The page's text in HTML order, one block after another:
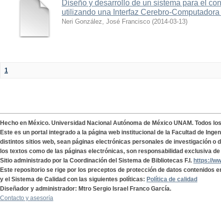
Diseño y desarrollo de un sistema para el
utilizando una Interfaz Cerebro-Computadora
Neri González, José Francisco (2014-03-13)
1
Hecho en México. Universidad Nacional Autónoma de México UNAM. Todos
Este es un portal integrado a la página web institucional de la Facultad de
distintos sitios web, sean páginas electrónicas personales de investigación o
los textos como de las páginas electrónicas, son responsabilidad exclusiva
Sitio administrado por la Coordinación del Sistema de Bibliotecas F.I. https://
Este repositorio se rige por los preceptos de protección de datos contenidos
y el Sistema de Calidad con las siguientes políticas: Política de calidad
Diseñador y administrador: Mtro Sergio Israel Franco García.
Contacto y asesoría